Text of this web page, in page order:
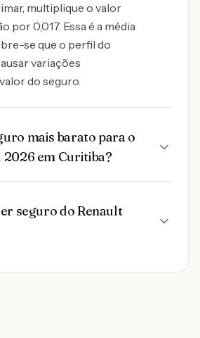
multiplique o valor
por 0,017. Essa é a média
se que o perfil do
variações
do seguro.
mais barato para o
em Curitiba?
seguro do Renault